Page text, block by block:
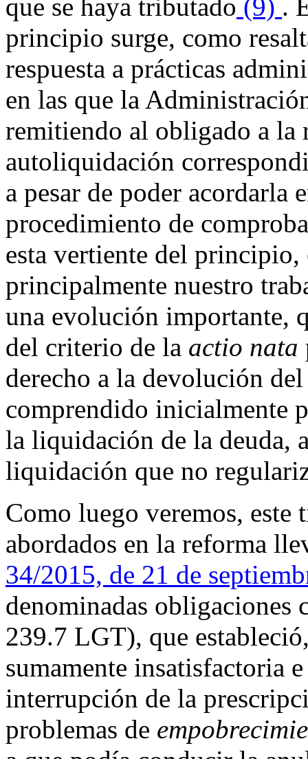
que se haya tributado (9) .
principio surge, como
respuesta a prácticas
en las que la
remitiendo al obligado a la
autoliquidación
a pesar de poder acordarla
procedimiento de
esta vertiente del principio,
principalmente nuestro
una evolución importante,
del criterio de la actio nata
derecho a la devolución
comprendido inicialmente
la liquidación de la deuda,
liquidación que no
Como luego veremos, este
abordados en la reforma
34/2015, de 21 de
denominadas obligaciones
239.7 LGT), que
sumamente insatisfactoria
interrupción de la
problemas de